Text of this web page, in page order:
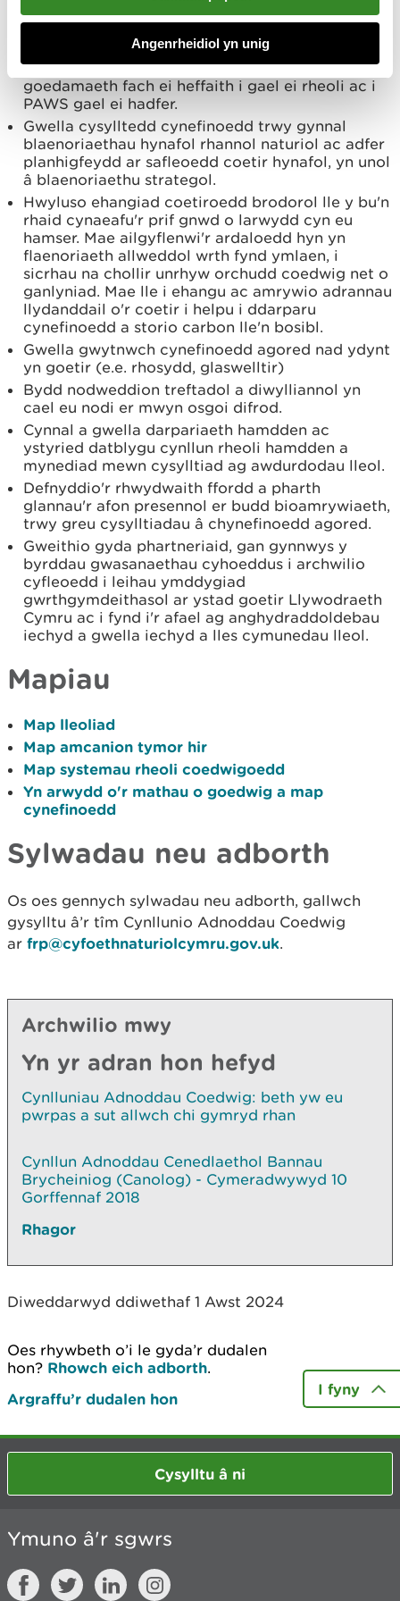
Angenrheidiol yn unig
cynhyrchiol.
Nodi ardaloedd i'w teneuo o fewn y cynllun
teneuo pum mlynedd er mwyn galluogi'r system
goedamaeth fach ei heffaith i gael ei rheoli ac i
PAWS gael ei hadfer.
Gwella cysylltedd cynefinoedd trwy gynnal
blaenoriaethau hynafol rhannol naturiol ac adfer
planhigfeydd ar safleoedd coetir hynafol, yn unol
â blaenoriaethu strategol.
Hwyluso ehangiad coetiroedd brodorol lle y bu'n
rhaid cynaeafu'r prif gnwd o larwydd cyn eu
hamser. Mae ailgyflenwi'r ardaloedd hyn yn
flaenoriaeth allweddol wrth fynd ymlaen, i
sicrhau na chollir unrhyw orchudd coedwig net o
ganlyniad. Mae lle i ehangu ac amrywio adrannau
llydanddail o'r coetir i helpu i ddarparu
cynefinoedd a storio carbon lle'n bosibl.
Gwella gwytnwch cynefinoedd agored nad ydynt
yn goetir (e.e. rhosydd, glaswelltir)
Bydd nodweddion treftadol a diwylliannol yn
cael eu nodi er mwyn osgoi difrod.
Cynnal a gwella darpariaeth hamdden ac
ystyried datblygu cynllun rheoli hamdden a
mynediad mewn cysylltiad ag awdurdodau lleol.
Defnyddio'r rhwydwaith ffordd a pharth
glannau'r afon presennol er budd bioamrywiaeth,
trwy greu cysylltiadau â chynefinoedd agored.
Gweithio gyda phartneriaid, gan gynnwys y
byrddau gwasanaethau cyhoeddus i archwilio
cyfleoedd i leihau ymddygiad
gwrthgymdeithasol ar ystad goetir Llywodraeth
Cymru ac i fynd i'r afael ag anghydraddoldebau
iechyd a gwella iechyd a lles cymunedau lleol.
Mapiau
Map lleoliad
Map amcanion tymor hir
Map systemau rheoli coedwigoedd
Yn arwydd o'r mathau o goedwig a map
cynefinoedd
Sylwadau neu adborth
Os oes gennych sylwadau neu adborth, gallwch
gysylltu â’r tîm Cynllunio Adnoddau Coedwig
ar frp@cyfoethnaturiolcymru.gov.uk.
Archwilio mwy
Yn yr adran hon hefyd
Cynlluniau Adnoddau Coedwig: beth yw eu
pwrpas a sut allwch chi gymryd rhan
Cynllun Adnoddau Cenedlaethol Bannau
Brycheiniog (Canolog) - Cymeradwywyd 10
Gorffennaf 2018
Rhagor
Diweddarwyd ddiwethaf 1 Awst 2024
Oes rhywbeth o’i le gyda’r dudalen
hon? Rhowch eich adborth.
Argraffu’r dudalen hon
I fyny
Cysylltu â ni
Ymuno â'r sgwrs